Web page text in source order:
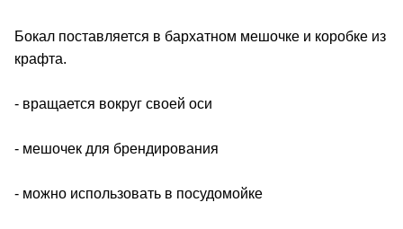
Бокал поставляется в бархатном мешочке и коробке из
крафта.
- вращается вокруг своей оси
- мешочек для брендирования
- можно использовать в посудомойке